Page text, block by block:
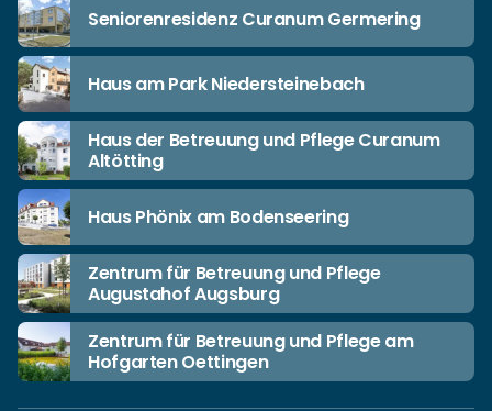
Seniorenresidenz Curanum Germering
Haus am Park Niedersteinebach
Haus der Betreuung und Pflege Curanum
Altötting
Haus Phönix am Bodenseering
Zentrum für Betreuung und Pflege
Augustahof Augsburg
Zentrum für Betreuung und Pflege am
Hofgarten Oettingen